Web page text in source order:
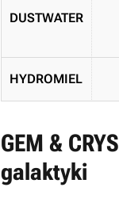
DUSTWATER
HYDROMIEL
GEM &
galaktyki